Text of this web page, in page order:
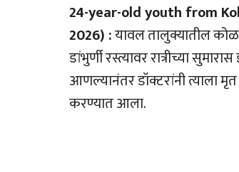
24-year-old youth from
2026) :यावल तालुक्यातील
डांभुर्णी रस्त्यावर रात्रीच्या
आणल्यानंतर डॉक्टरांनी त्याला
करण्यात आला.